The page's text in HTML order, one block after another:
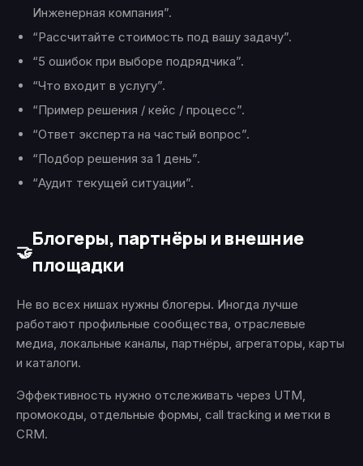
Инженерная компания”.
“Рассчитайте стоимость под вашу задачу”.
“5 ошибок при выборе подрядчика”.
“Что входит в услугу”.
“Пример решения / кейс / процесс”.
“Ответ эксперта на частый вопрос”.
“Подбор решения за 1 день”.
“Аудит текущей ситуации”.
🤝
Блогеры, партнёры и внешние
площадки
Не во всех нишах нужны блогеры. Иногда лучше
работают профильные сообщества, отраслевые
медиа, локальные каналы, партнёры, агрегаторы, карты
и каталоги.
Эффективность нужно отслеживать через UTM,
промокоды, отдельные формы, call tracking и метки в
CRM.